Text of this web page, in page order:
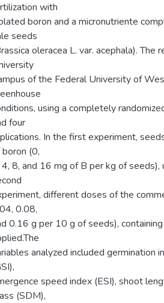
with
boron and a micronutriente
seeds
oleracea L. var. acephala). The
of the Federal University of
using a completely
four
In the first experiment,
(0,
4, 8, and 16 mg of B per kg of seeds),
different doses of the
0.08,
0.16 g per 10 g of seeds),
analyzed included germination
speed index (ESI), shoot
(SDM),